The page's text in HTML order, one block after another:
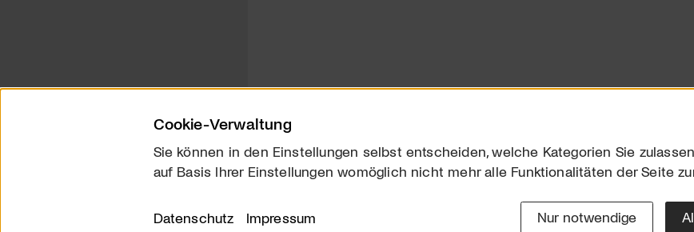
Über uns
Downloads
Cookie-Verwaltung
Sie können in den Einstellungen selbst entscheiden, welche Kategorien Sie
auf Basis Ihrer Einstellungen womöglich nicht mehr alle Funktionalitäten der Seite
Datenschutz Impressum Nur notwendige